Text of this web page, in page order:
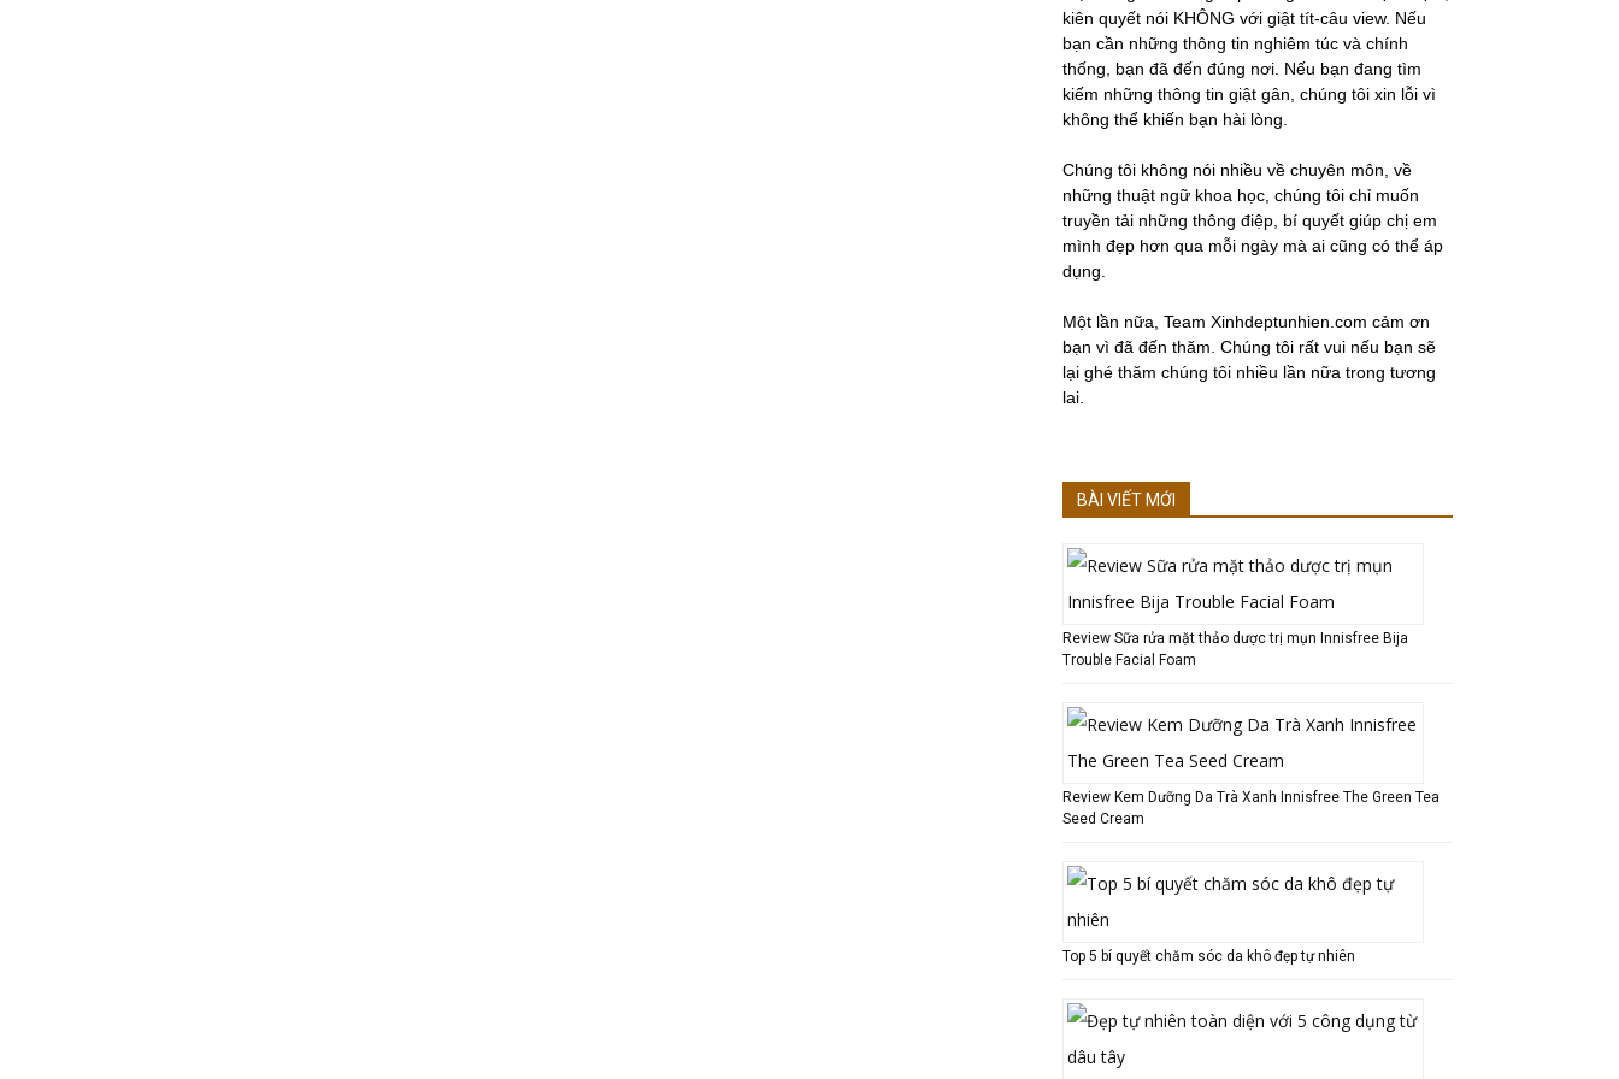
kiên quyết nói KHÔNG với giật tít-câu view. Nếu
bạn cần những thông tin nghiêm túc và chính
thống, bạn đã đến đúng nơi. Nếu bạn đang tìm
kiếm những thông tin giật gân, chúng tôi xin lỗi vì
không thể khiến bạn hài lòng.
Chúng tôi không nói nhiều về chuyên môn, về
những thuật ngữ khoa học, chúng tôi chỉ muốn
truyền tải những thông điệp, bí quyết giúp chị em
mình đẹp hơn qua mỗi ngày mà ai cũng có thể áp
dụng.
Một lần nữa, Team Xinhdeptunhien.com cảm ơn
bạn vì đã đến thăm. Chúng tôi rất vui nếu bạn sẽ
lại ghé thăm chúng tôi nhiều lần nữa trong tương
lai.
BÀI VIẾT MỚI
Review Sữa rửa mặt thảo dược trị mụn Innisfree Bija
Trouble Facial Foam
Review Kem Dưỡng Da Trà Xanh Innisfree The Green Tea
Seed Cream
Top 5 bí quyết chăm sóc da khô đẹp tự nhiên